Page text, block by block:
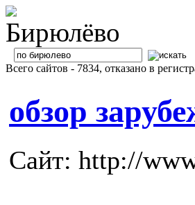
Всего сайтов - 7834, отказано в
обзор
Сайт: http://